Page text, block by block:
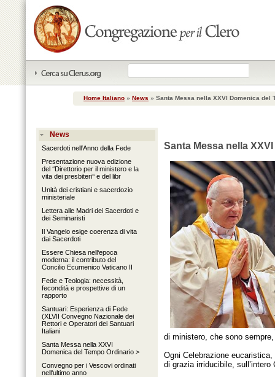
Home Italiano » News » Santa Messa nella XXVI Domenica del
News
Sacerdoti nell‘Anno della Fede
Presentazione nuova edizione
del ‘‘Direttorio per il ministero e la
vita dei presbiteri‘‘ e del libr
Unità dei cristiani e sacerdozio
ministeriale
Lettera alle Madri dei Sacerdoti e
dei Seminaristi
Il Vangelo esige coerenza di vita
dai Sacerdoti
Essere Chiesa nell‘epoca
moderna: il contributo del
Concilio Ecumenico Vaticano II
Fede e Teologia: necessità,
fecondità e prospettive di un
rapporto
Santuari: Esperienza di Fede
(XLVII Convegno Nazionale dei
Rettori e Operatori dei Santuari
Italiani
Santa Messa nella XXVI
Domenica del Tempo Ordinario >
Convegno per i Vescovi ordinati
nell‘ultimo anno
Santa Messa nella
di ministero, che sono
Ogni Celebrazione
di grazia irriducibile, sull’intero